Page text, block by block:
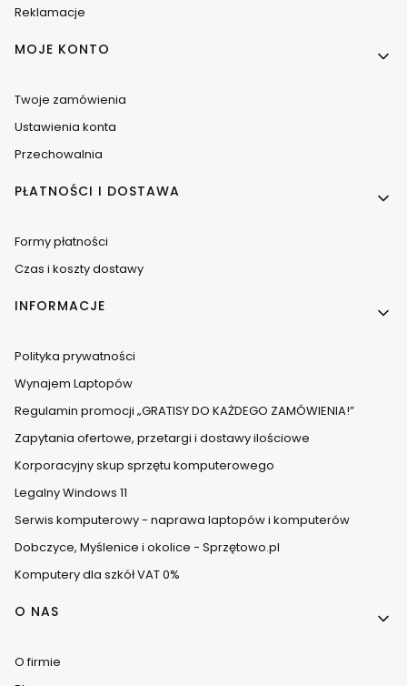
Reklamacje
MOJE KONTO
Twoje zamówienia
Ustawienia konta
Przechowalnia
PŁATNOŚCI I DOSTAWA
Formy płatności
Czas i koszty dostawy
INFORMACJE
Polityka prywatności
Wynajem Laptopów
Regulamin promocji „GRATISY DO KAŻDEGO ZAMÓWIENIA!”
Zapytania ofertowe, przetargi i dostawy ilościowe
Korporacyjny skup sprzętu komputerowego
Legalny Windows 11
Serwis komputerowy - naprawa laptopów i komputerów
Dobczyce, Myślenice i okolice - Sprzętowo.pl
Komputery dla szkół VAT 0%
O NAS
O firmie